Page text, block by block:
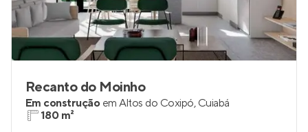
Recanto do Moinho
Em construção em Altos do Coxipó, Cuiabá
180 m²